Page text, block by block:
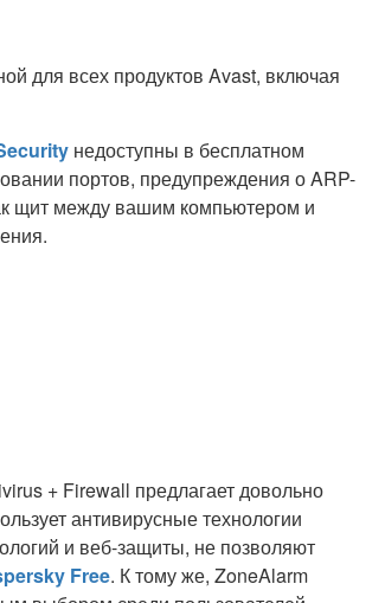
для всех продуктов Avast, включая
недоступны в бесплатном
портов, предупреждения о ARP-
щит между вашим компьютером и
+ Firewall предлагает довольно
антивирусные технологии
и веб-защиты, не позволяют
Free. К тому же, ZoneAlarm